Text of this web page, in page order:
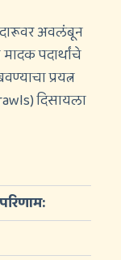
दारूवर अवलंबून
पदार्थांचे
प्रयत्न
दिसायला